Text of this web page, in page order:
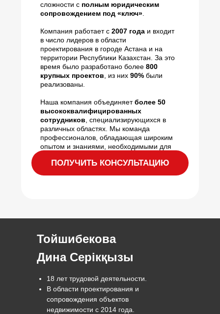
сложности с полным юридическим
сопровождением под «ключ»
Компания работает с 2007 года и входит
в число лидеров в области
проектирования в городе Астана и на
территории Республики Казахстан. За это
время было разработано более 800
крупных проектов , из них 90% были
реализованы.
Наша компания объединяетболее 50
высококвалифицированных
сотрудников , специализирующихся в
различных областях. Мы команда
профессионалов, обладающая широким
опытом и знаниями, необходимыми для
ПОЛУЧИТЬ КОНСУЛЬТАЦИЮ
Тойшибекова
Дина Серікқызы
18 лет трудовой деятельности.
В области проектирования и
сопровождения объектов
недвижимости с 2014 года.